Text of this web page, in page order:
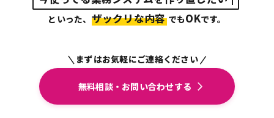
といった、 ザックリな内容 でもOKです。
| まずはお気軽にご連絡ください |
無料相談・お問い合わせする